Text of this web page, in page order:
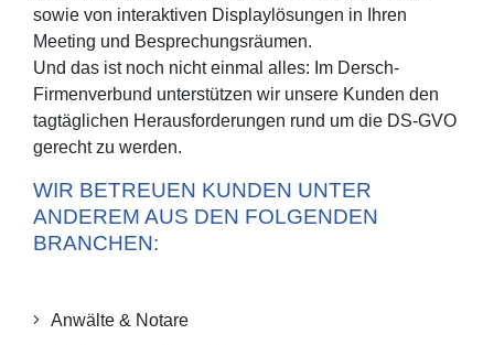
sowie von interaktiven Displaylösungen in Ihren
Meeting und Besprechungsräumen.
Und das ist noch nicht einmal alles: Im Dersch-
Firmenverbund unterstützen wir unsere Kunden den
tagtäglichen Herausforderungen rund um die DS-GVO
gerecht zu werden.
WIR BETREUEN KUNDEN UNTER
ANDEREM AUS DEN FOLGENDEN
BRANCHEN:
Anwälte & Notare